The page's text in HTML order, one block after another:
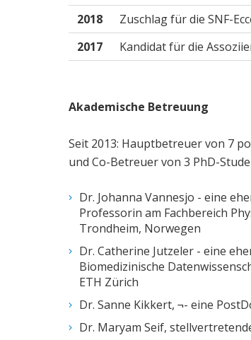
2018
Zuschlag für die SNF-
2017
Kandidat für die
Akademische Betreuung
Seit 2013: Hauptbetreuer von 7
und Co-Betreuer von 3 PhD-
Dr. Johanna Vannesjo - eine
Professorin am Fachbereich
Trondheim, Norwegen
Dr. Catherine Jutzeler - eine
Biomedizinische
ETH Zürich
Dr. Sanne Kikkert, ¬- eine
Dr. Maryam Seif,